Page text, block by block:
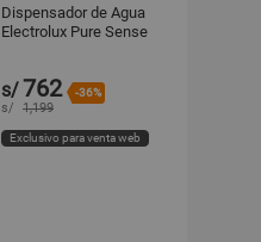
Dispensador de Agua
Electrolux Pure Sense
s/762 -36%
s/ 1,199
Exclusivo para venta web